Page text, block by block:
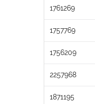
1761269
1757769
1756209
2257968
1871195